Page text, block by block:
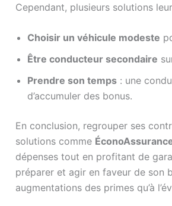
Cependant, plusieurs solutions
Choisir un véhicule modeste
Être conducteur secondaire
Prendre son temps : une
d’accumuler des bonus.
En conclusion, regrouper ses
solutions comme
dépenses tout en profitant de
préparer et agir en faveur de son
augmentations des primes qu’à